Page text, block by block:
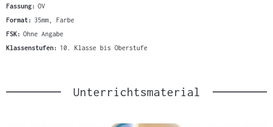
Fassung: OV
Format: 35mm, Farbe
FSK: Ohne Angabe
Klassenstufen: 10. Klasse bis Oberstufe
Unterrichtsmaterial